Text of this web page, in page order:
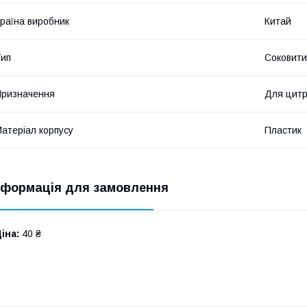
виробник Китай
Для
корпусу Пластик
для замовлення
40 ₴